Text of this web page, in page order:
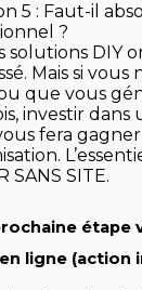
5 : Faut-il
?
solutions DIY
Mais si vous
que vous
investir dans
fera
SANS SITE.
étape
ligne (action